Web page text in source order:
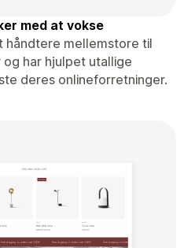
med at vokse
håndtere mellemstore til
har hjulpet utallige
deres onlineforretninger.